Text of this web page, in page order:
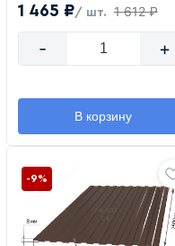
1 465 ₽/ шт. 1 612 ₽
- +
В корзину
-9%